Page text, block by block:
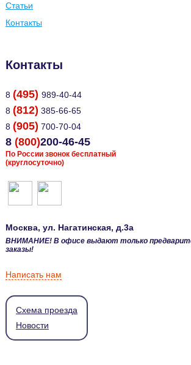
Статьи
Контакты
Контакты
8 (495) 989-40-44
8 (812) 385-66-65
8 (905) 700-70-04
8 (800)200-46-45
По России звонок бесплатный
(круглосуточно)
Москва, ул. Нагатинская, д.3а
ВНИМАНИЕ! В офисе выдают только
заказы!
Написать нам
Схема проезда
Новости